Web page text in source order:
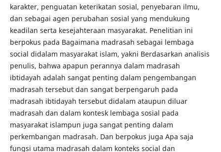
karakter, penguatan keterikatan sosial, penyebaran ilmu,
dan sebagai agen perubahan sosial yang mendukung
keadilan serta kesejahteraan masyarakat. Penelitian ini
berpokus pada Bagaimana madrasah sebagai lembaga
social didalam masyarakat islam, yakni Berdasarkan analisis
penulis, bahwa apapun perannya dalam madrasah
ibtidayah adalah sangat penting dalam pengembangan
madrasah tersebut dan sangat berpengaruh pada
madrasah ibtidayah tersebut didalam ataupun diluar
madrasah dan dalam kontesk lembaga sosial pada
masyarakat islampun juga sangat penting dalam
perkembangan madrasah. Dan berpokus juga Apa saja
fungsi utama madrasah dalam konteks social dan